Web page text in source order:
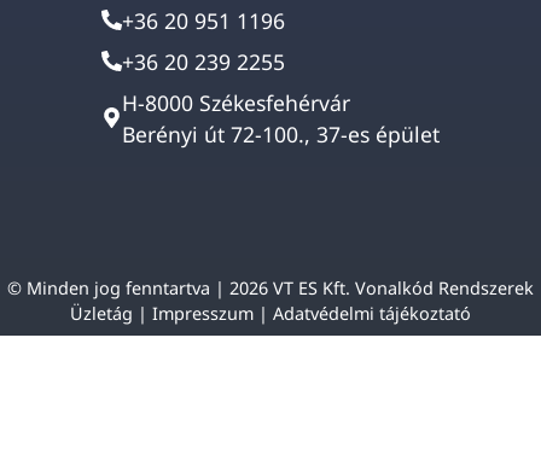
+36 20 951 1196
+36 20 239 2255
H-8000 Székesfehérvár
Berényi út 72-100., 37-es épület
© Minden jog fenntartva | 2026 VT ES Kft. Vonalkód Rendszerek
Üzletág | Impresszum | Adatvédelmi tájékoztató